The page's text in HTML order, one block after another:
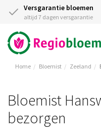
Versgarantie bloemen
altijd 7 dagen versgarantie
Home Bloemist Zeeland
Bloemist
bezorgen